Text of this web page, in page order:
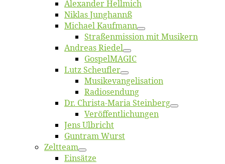
Alex­an­der Hellmich
Ni­klas Junghannß
Mi­cha­el Kaufmann
Straßenmis­sion mit Musikern
An­dre­as Riedel
Gos­pel­MA­GIC
Lutz Scheuf­ler
Musikevan­ge­li­sa­tion
Ra­dio­sen­dung
Dr. Chris­­ta-Ma­ria Steinberg
Ver­öf­fent­li­chun­gen
Jens Ulb­richt
Gun­tram Wurst
Zelt­team
Ein­sät­ze